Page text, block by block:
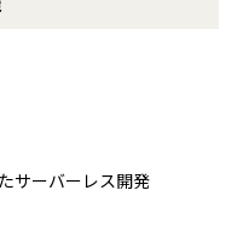
サーバーレス開発